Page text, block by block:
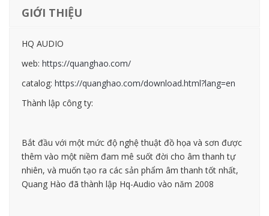
GIỚI THIỆU
HQ AUDIO
web: https://quanghao.com/
catalog: https://quanghao.com/download.html?lang=en
Thành lập công ty:
Bắt đầu với một mức độ nghệ thuật đồ họa và sơn được
thêm vào một niềm đam mê suốt đời cho âm thanh tự
nhiên, và muốn tạo ra các sản phẩm âm thanh tốt nhất,
Quang Hào đã thành lập Hq-Audio vào năm 2008